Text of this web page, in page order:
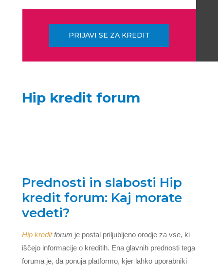
PRIJAVI SE ZA KREDIT
Hip kredit forum
Prednosti in slabosti Hip
kredit forum: Kaj morate
vedeti?
Hip kreditforum je postal priljubljeno orodje za vse, ki
iščejo informacije o kreditih. Ena glavnih prednosti tega
foruma je, da ponuja platformo, kjer lahko uporabniki